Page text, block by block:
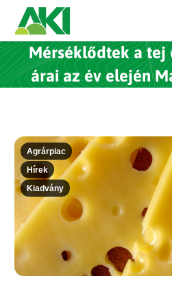
Mérséklődtek a tej
árai az év elején
Agrárpiac
Hírek
Kiadvány